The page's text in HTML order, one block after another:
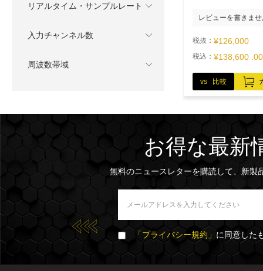
リアルタイム・サンプルレート
入力チャンネル数
周波数帯域
レビューを書きま
税抜： ¥126,000
税込： ¥138,600 .00
vs 比較
お得な最新
無料のニュースレターを購読して、新製
「プライバシー規約」 に同意した